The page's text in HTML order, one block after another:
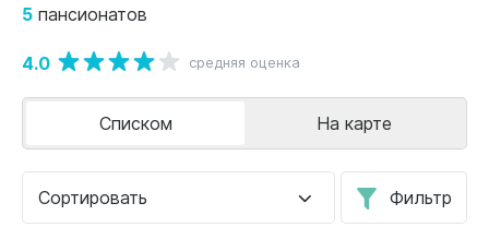
5 пансионатов
4.0 средняя оценка
Сортировать Фильтр
Списком На карте